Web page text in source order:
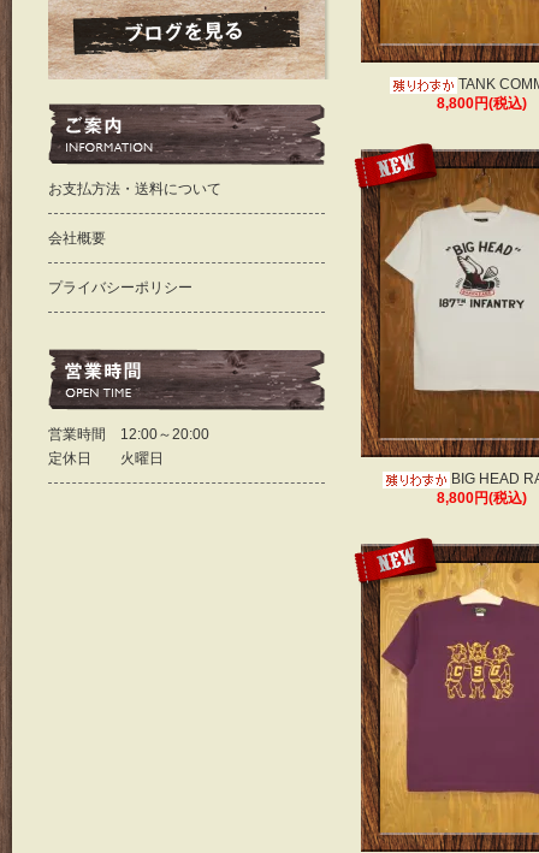
TANK
8,800円(税込)
BIG HEAD
8,800円(税込)
お支払方法・送料について
会社概要
プライバシーポリシー
営業時間 12:00～20:00
定休日 火曜日